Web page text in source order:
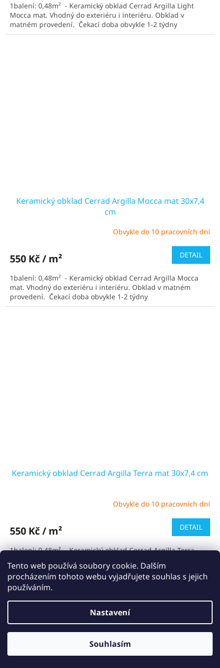
Tento web používá soubory cookie. Dalším
procházením tohoto webu vyjadřujete souhlas s jejich
používáním.
Nastavení
Souhlasím
z
5
hvězdiček.
1balení: 0,48m² - Keramický obklad Cerrad Argilla Light
Mocca mat. Vhodný do exteriéru i interiéru. Obklad v
matném provedení. Čekací doba obvykle 1-2 týdny
Keramický obklad Cerrad Argilla Mocca mat 30x7,4
cm
je
z
5
hvězdiček.
Obvykle do 10 pracovních dní
550 Kč / m² DETAIL
1balení: 0,48m² - Keramický obklad Cerrad Argilla Mocca
mat. Vhodný do exteriéru i interiéru. Obklad v matném
provedení. Čekací doba obvykle 1-2 týdny
Keramický obklad Cerrad Argilla Terra mat 30x7,4 cm
je
z
5
hvězdiček.
Obvykle do 10 pracovních dní
550 Kč / m² DETAIL
1balení: 0,48m² - Keramický obklad Cerrad Argilla Terra
provedení. Čekací doba obvykle 1-2 týdny